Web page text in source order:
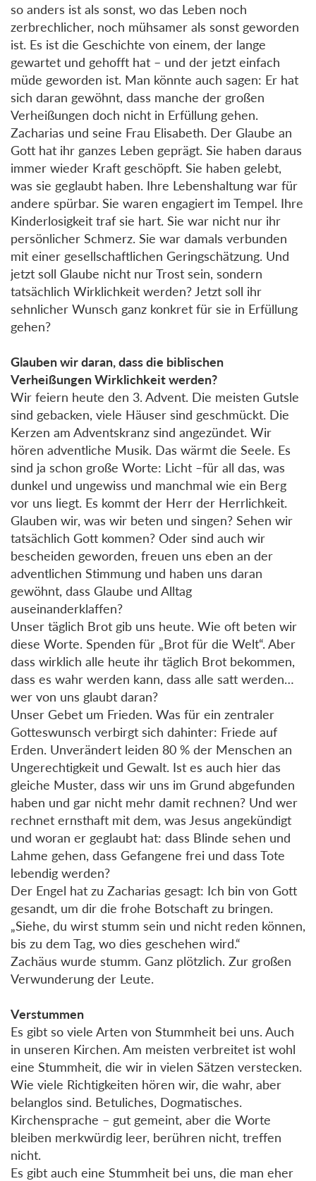
so anders ist als sonst, wo das Leben noch
zerbrechlicher, noch mühsamer als sonst geworden
ist. Es ist die Geschichte von einem, der lange
gewartet und gehofft hat – und der jetzt einfach
müde geworden ist. Man könnte auch sagen: Er hat
sich daran gewöhnt, dass manche der großen
Verheißungen doch nicht in Erfüllung gehen.
Zacharias und seine Frau Elisabeth. Der Glaube an
Gott hat ihr ganzes Leben geprägt. Sie haben daraus
immer wieder Kraft geschöpft. Sie haben gelebt,
was sie geglaubt haben. Ihre Lebenshaltung war für
andere spürbar. Sie waren engagiert im Tempel. Ihre
Kinderlosigkeit traf sie hart. Sie war nicht nur ihr
persönlicher Schmerz. Sie war damals verbunden
mit einer gesellschaftlichen Geringschätzung. Und
jetzt soll Glaube nicht nur Trost sein, sondern
tatsächlich Wirklichkeit werden? Jetzt soll ihr
sehnlicher Wunsch ganz konkret für sie in Erfüllung
gehen?
Glauben wir daran, dass die biblischen
Verheißungen Wirklichkeit werden?
Wir feiern heute den 3. Advent. Die meisten Gutsle
sind gebacken, viele Häuser sind geschmückt. Die
Kerzen am Adventskranz sind angezündet. Wir
hören adventliche Musik. Das wärmt die Seele. Es
sind ja schon große Worte: Licht –für all das, was
dunkel und ungewiss und manchmal wie ein Berg
vor uns liegt. Es kommt der Herr der Herrlichkeit.
Glauben wir, was wir beten und singen? Sehen wir
tatsächlich Gott kommen? Oder sind auch wir
bescheiden geworden, freuen uns eben an der
adventlichen Stimmung und haben uns daran
gewöhnt, dass Glaube und Alltag
auseinanderklaffen?
Unser täglich Brot gib uns heute. Wie oft beten wir
diese Worte. Spenden für „Brot für die Welt“. Aber
dass wirklich alle heute ihr täglich Brot bekommen,
dass es wahr werden kann, dass alle satt werden…
wer von uns glaubt daran?
Unser Gebet um Frieden. Was für ein zentraler
Gotteswunsch verbirgt sich dahinter: Friede auf
Erden. Unverändert leiden 80 % der Menschen an
Ungerechtigkeit und Gewalt. Ist es auch hier das
gleiche Muster, dass wir uns im Grund abgefunden
haben und gar nicht mehr damit rechnen? Und wer
rechnet ernsthaft mit dem, was Jesus angekündigt
und woran er geglaubt hat: dass Blinde sehen und
Lahme gehen, dass Gefangene frei und dass Tote
lebendig werden?
Der Engel hat zu Zacharias gesagt: Ich bin von Gott
gesandt, um dir die frohe Botschaft zu bringen.
„Siehe, du wirst stumm sein und nicht reden können,
bis zu dem Tag, wo dies geschehen wird.“
Zachäus wurde stumm. Ganz plötzlich. Zur großen
Verwunderung der Leute.
Verstummen
Es gibt so viele Arten von Stummheit bei uns. Auch
in unseren Kirchen. Am meisten verbreitet ist wohl
eine Stummheit, die wir in vielen Sätzen verstecken.
Wie viele Richtigkeiten hören wir, die wahr, aber
belanglos sind. Betuliches, Dogmatisches.
Kirchensprache – gut gemeint, aber die Worte
bleiben merkwürdig leer, berühren nicht, treffen
nicht.
Es gibt auch eine Stummheit bei uns, die man eher